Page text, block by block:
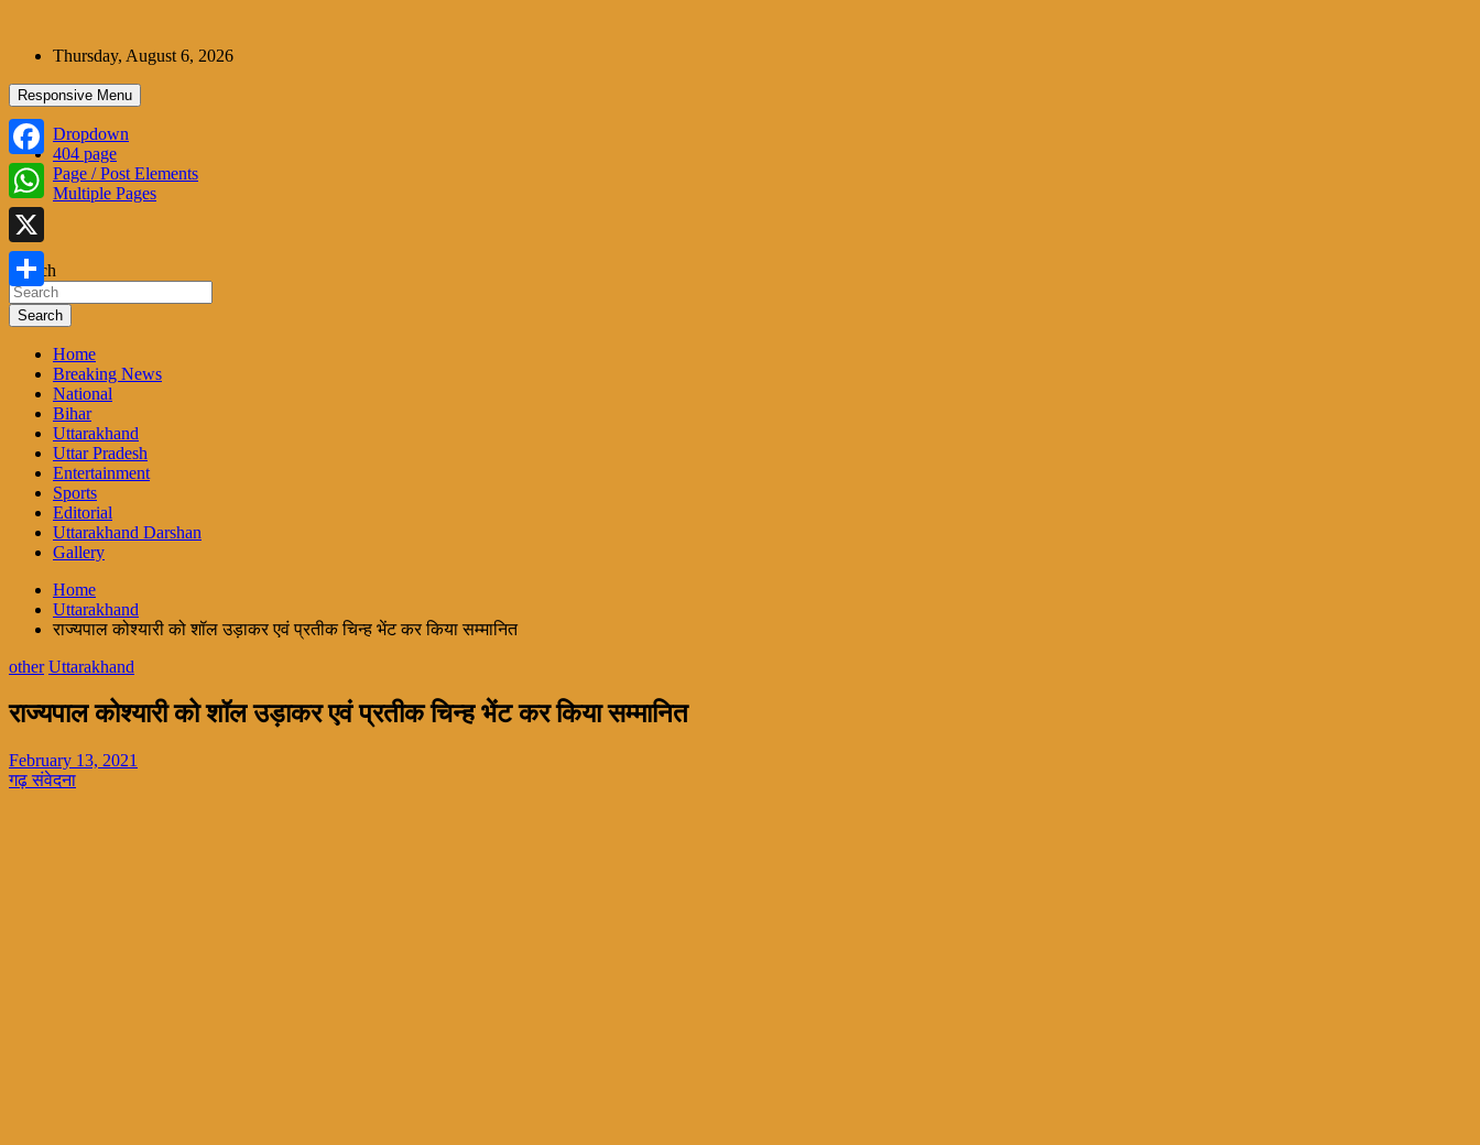
contentThursday, August 6, 2026
Responsive Menu
Dropdown
404 page
Page / Post Elements
Multiple Pages
Search
Search
Home
Breaking News
National
Bihar
Uttarakhand
Uttar Pradesh
Entertainment
Sports
Editorial
Uttarakhand Darshan
Gallery
Home
Uttarakhand
राज्यपाल कोश्यारी को शॉल उड़ाकर एवं प्रतीक चिन्ह भेंट कर किया सम्मानित
other Uttarakhand
राज्यपाल कोश्यारी को शॉल उड़ाकर एवं प्रतीक चिन्ह भेंट कर किया सम्मानित
February 13, 2021
गढ़ संवेदना
Facebook
WhatsApp
X
Share